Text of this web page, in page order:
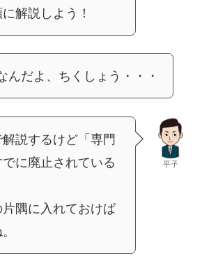
解説しよう！
んだよ、ちくしょう・・・
説するけど「専門
に廃止されている
隅に入れておけば
平子